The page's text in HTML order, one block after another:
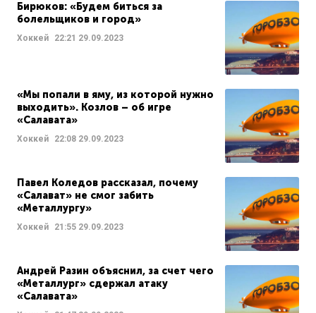
Бирюков: «Будем биться за
болельщиков и город»
Хоккей 22:21 29.09.2023
«Мы попали в яму, из которой нужно
выходить». Козлов – об игре
«Салавата»
Хоккей 22:08 29.09.2023
Павел Коледов рассказал, почему
«Салават» не смог забить
«Металлургу»
Хоккей 21:55 29.09.2023
Андрей Разин объяснил, за счет чего
«Металлург» сдержал атаку
«Салавата»